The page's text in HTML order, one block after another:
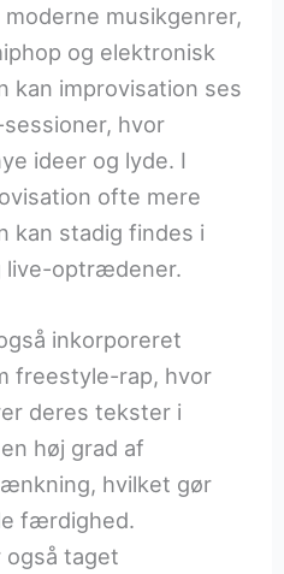
musikgenrer,
og elektronisk
kan improvisation ses
hvor
ideer og lyde. I
ofte mere
kan stadig findes i
live-optrædener.
inkorporeret
freestyle-rap, hvor
deres tekster i
høj grad af
hvilket gør
færdighed.
også taget